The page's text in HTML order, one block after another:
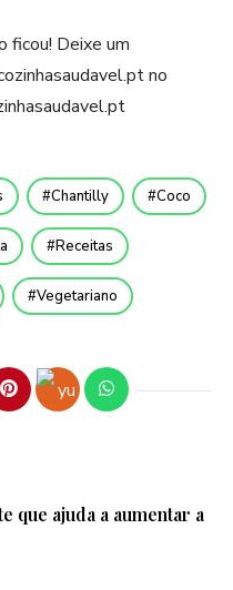
ficou! Deixe um
no
Chantilly Coco
Receitas
Vegetariano
que ajuda a aumentar a